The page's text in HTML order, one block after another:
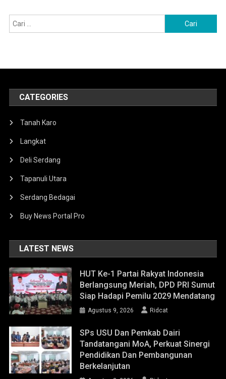
untuk:
CATEGORIES
Tanah Karo
Langkat
Deli Serdang
Tapanuli Utara
Serdang Bedagai
Buy News Portal Pro
LATEST NEWS
HUT Ke-1 Partai Rakyat Indonesia
Berlangsung Meriah, DPD PRI Sumut
Siap Hadapi Pemilu 2029 Mendatang
Agustus 9, 2026 Ridcat
SPs USU Dan Pemkab Dairi
Tandatangani MoA, Perkuat Sinergi
Pendidikan Dan Pembangunan
Berkelanjutan